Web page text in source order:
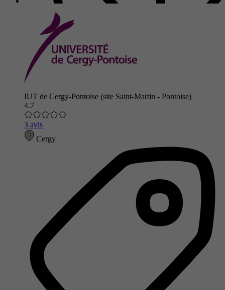
IUT de Cergy-Pontoise (site Saint-Martin - Pontoise)
4.7
3 avis
Cergy